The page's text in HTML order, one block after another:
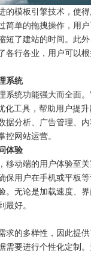
的模板引擎技术，使
简单的拖拽操作，用
短了建站的时间。此
各行各业，用户可以
系统
系统功能强大而全面
化工具，帮助用户提升
据分析、广告管理、
控网站运营。
体验
移动端的用户体验至
保用户在手机或平板
。无论是加载速度、界
最好。
求的多样性，因此提
需要进行个性化定制